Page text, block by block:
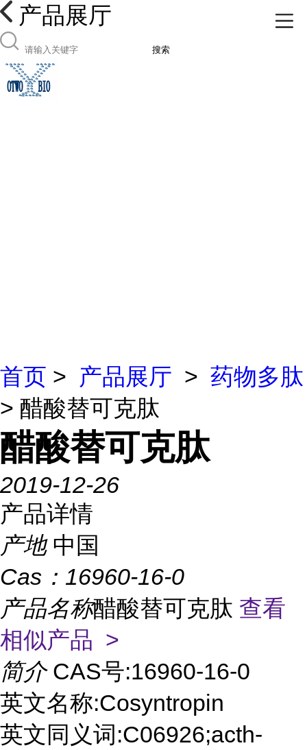
产品展厅
搜索
首页 > 产品展厅 > 药物多肽
> 醋酸替可克肽
醋酸替可克肽
2019-12-26
产品详情
产地 中国
Cas： 16960-16-0
产品名称醋酸替可克肽 查看
相似产品 >
简介 CAS号:16960-16-0
英文名称:Cosyntropin
英文同义词:C06926;acth-